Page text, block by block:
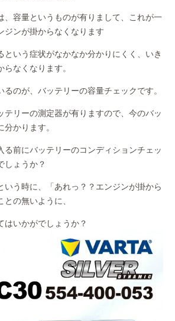
、容量というものが有りまして、これが一
ジンが掛からなくなります
という症状がなかなか分かりにくく、いき
なくなります。
るのが、バッテリーの容量チェックです。
テリーの測定器が有りますので、今のバッ
かります。
る前にバッテリーのコンディションチェッ
しょうか？
いう時に、「あれっ？？エンジンが掛から
の無いように、
はいかがでしょうか？